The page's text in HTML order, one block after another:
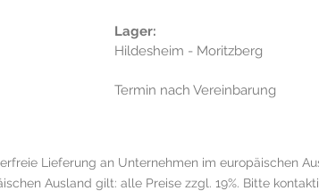
Lager:
Hildesheim - Moritzberg
Termin nach Vereinbarung
Lieferung an Unternehmen im europäischen
Ausland gilt: alle Preise zzgl. 19%. Bitte